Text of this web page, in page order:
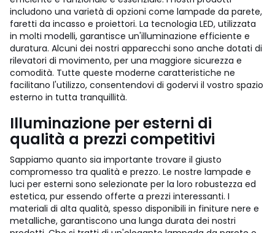
includono una varietà di opzioni come lampade da parete,
faretti da incasso e proiettori. La tecnologia LED, utilizzata
in molti modelli, garantisce un'illuminazione efficiente e
duratura. Alcuni dei nostri apparecchi sono anche dotati di
rilevatori di movimento, per una maggiore sicurezza e
comodità. Tutte queste moderne caratteristiche ne
facilitano l'utilizzo, consentendovi di godervi il vostro spazio
esterno in tutta tranquillità.
Illuminazione per esterni di
qualità a prezzi competitivi
Sappiamo quanto sia importante trovare il giusto
compromesso tra qualità e prezzo. Le nostre lampade e
luci per esterni sono selezionate per la loro robustezza ed
estetica, pur essendo offerte a prezzi interessanti. I
materiali di alta qualità, spesso disponibili in finiture nere e
metalliche, garantiscono una lunga durata dei nostri